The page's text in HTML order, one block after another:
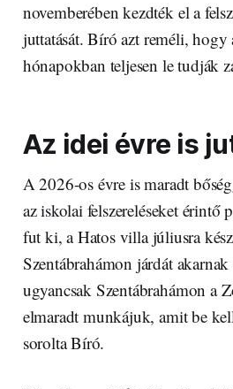
novemberében kezdték el a
juttatását. Bíró azt reméli, hogy
hónapokban teljesen le tudják
Az idei évre is
A 2026-os évre is maradt
az iskolai felszereléseket érintő
fut ki, a Hatos villa júliusra
Szentábrahámon járdát
ugyancsak Szentábrahámon a
elmaradt munkájuk, amit be
sorolta Bíró.